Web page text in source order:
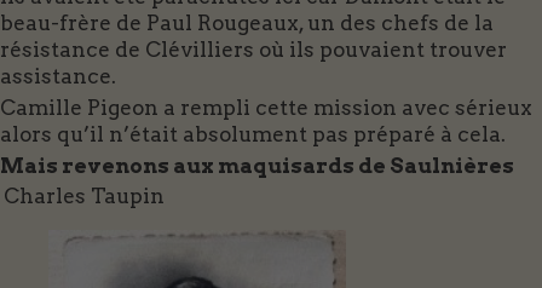
beau-frère de Paul Rougeaux, un des chefs de la
résistance de Clévilliers où ils pouvaient trouver
assistance.
Camille Pigeon a rempli cette mission avec sérieux
alors qu’il n’était absolument pas préparé à cela.
Mais revenons aux maquisards de Saulnières
Charles Taupin